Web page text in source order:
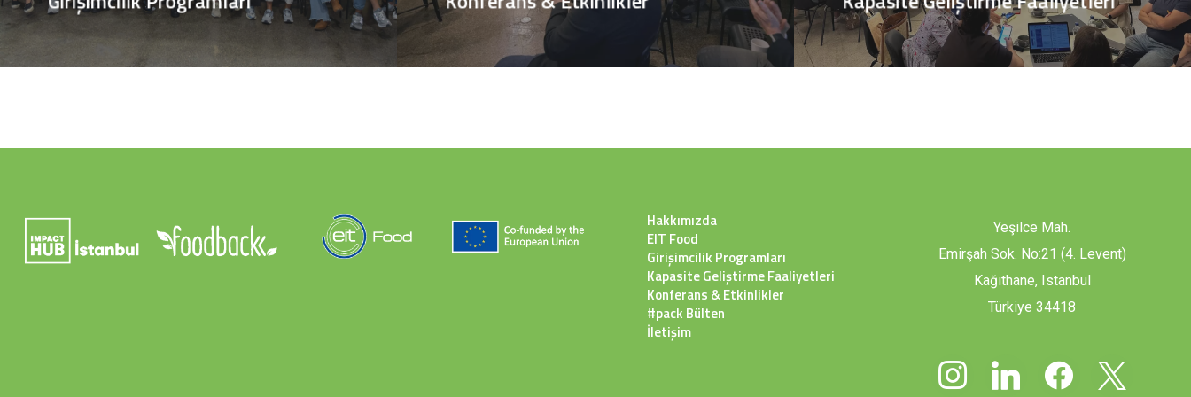
Hakkımızda
EIT Food
Girişimcilik Programları
Kapasite Geliştirme Faaliyetleri
Konferans & Etkinlikler
#pack Bülten
İletişim
Yeşilce Mah.
Emirşah Sok. No:21 (4. Levent)
Kağıthane, Istanbul
Türkiye 34418
instagramlinkedin facebook